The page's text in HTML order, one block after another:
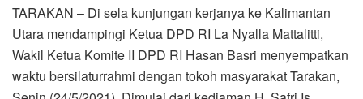
TARAKAN – Di sela kunjungan kerjanya ke Kalimantan
Utara mendampingi Ketua DPD RI La Nyalla Mattalitti,
Wakil Ketua Komite II DPD RI Hasan Basri menyempatkan
waktu bersilaturrahmi dengan tokoh masyarakat Tarakan,